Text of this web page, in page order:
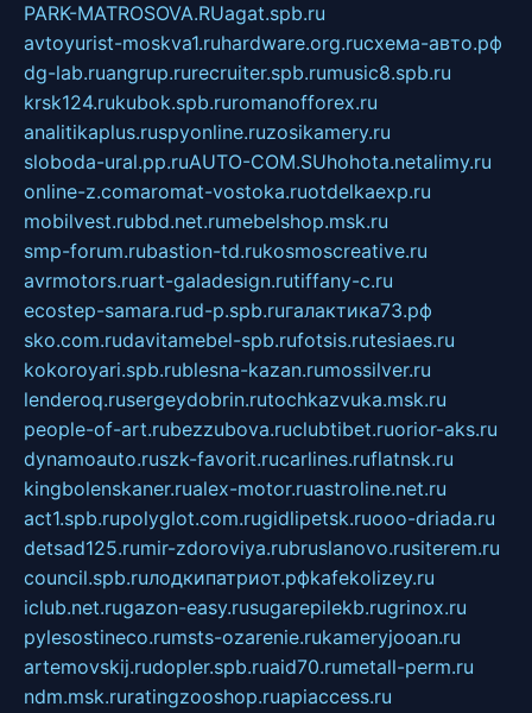
PARK-MATROSOVA.RUagat.spb.ru
avtoyurist-moskva1.ruhardware.org.ruсхема-авто.рф
dg-lab.ruangrup.rurecruiter.spb.rumusic8.spb.ru
krsk124.rukubok.spb.ruromanofforex.ru
analitikaplus.ruspyonline.ruzosikamery.ru
sloboda-ural.pp.ruAUTO-COM.SUhohota.netalimy.ru
online-z.comaromat-vostoka.ruotdelkaexp.ru
mobilvest.rubbd.net.rumebelshop.msk.ru
smp-forum.rubastion-td.rukosmoscreative.ru
avrmotors.ruart-galadesign.rutiffany-c.ru
ecostep-samara.rud-p.spb.ruгалактика73.рф
sko.com.rudavitamebel-spb.rufotsis.rutesiaes.ru
kokoroyari.spb.rublesna-kazan.rumossilver.ru
lenderoq.rusergeydobrin.rutochkazvuka.msk.ru
people-of-art.rubezzubova.ruclubtibet.ruorior-aks.ru
dynamoauto.ruszk-favorit.rucarlines.ruflatnsk.ru
kingbolenskaner.rualex-motor.ruastroline.net.ru
act1.spb.rupolyglot.com.rugidlipetsk.ruooo-driada.ru
detsad125.rumir-zdoroviya.rubruslanovo.rusiterem.ru
council.spb.ruлодкипатриот.рфkafekolizey.ru
iclub.net.rugazon-easy.rusugarepilekb.rugrinox.ru
pylesostineco.rumsts-ozarenie.rukameryjooan.ru
artemovskij.rudopler.spb.ruaid70.rumetall-perm.ru
ndm.msk.ruratingzooshop.ruapiaccess.ru